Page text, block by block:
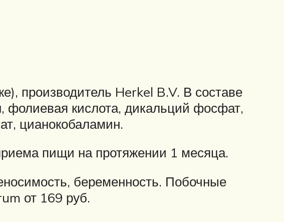
производитель Herkel B.V. В составе
фолиевая кислота, дикальций фосфат,
цианокобаламин.
пищи на протяжении 1 месяца.
беременность. Побочные
от 169 руб.